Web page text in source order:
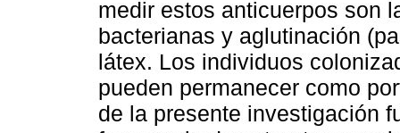
medir estos anticuerpos son
bacterianas y aglutinación
látex. Los individuos
pueden permanecer como
de la presente investigación